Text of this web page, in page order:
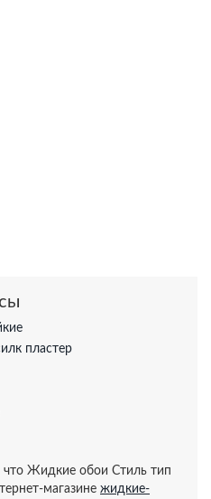
пластер
что Жидкие обои Стиль тип
магазине жидкие-